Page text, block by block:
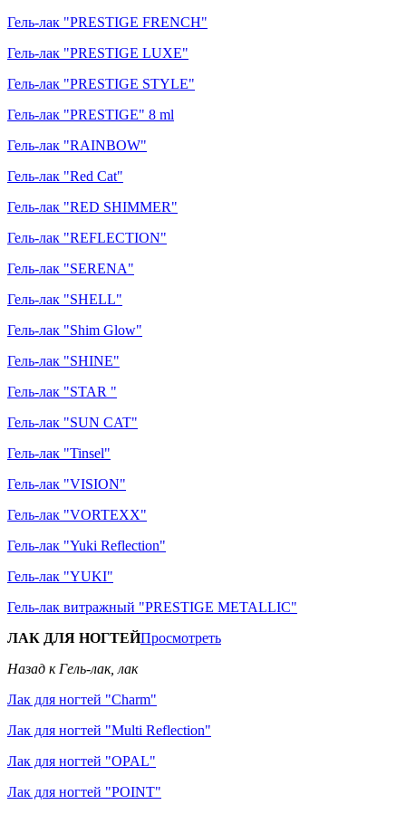
Гель-лак "PRESTIGE FRENCH"
Гель-лак "PRESTIGE LUXE"
Гель-лак "PRESTIGE STYLE"
Гель-лак "PRESTIGE" 8 ml
Гель-лак "RAINBOW"
Гель-лак "Red Cat"
Гель-лак "RED SHIMMER"
Гель-лак "REFLECTION"
Гель-лак "SERENA"
Гель-лак "SHELL"
Гель-лак "Shim Glow"
Гель-лак "SHINE"
Гель-лак "STAR "
Гель-лак "SUN CAT"
Гель-лак "Tinsel"
Гель-лак "VISION"
Гель-лак "VORTEXX"
Гель-лак "Yuki Reflection"
Гель-лак "YUKI"
Гель-лак витражный "PRESTIGE METALLIC"
ЛАК ДЛЯ НОГТЕЙПросмотреть
Назад к Гель-лак, лак
Лак для ногтей "Charm"
Лак для ногтей "Multi Reflection"
Лак для ногтей "OPAL"
Лак для ногтей "POINT"